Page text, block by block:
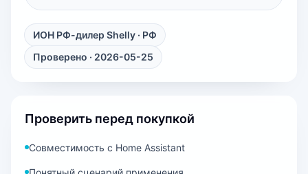
ИОН РФ-дилер Shelly · РФ
Проверено · 2026-05-25
Проверить перед покупкой
Совместимость с Home Assistant